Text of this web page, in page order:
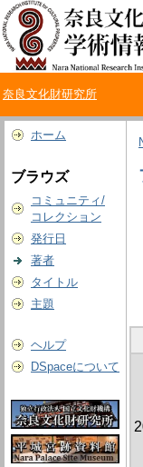
奈良文化財研究所
ホーム
ブラウズ
コミュニティ/
コレクション
発行日
著者
タイトル
主題
ヘルプ
DSpaceについて